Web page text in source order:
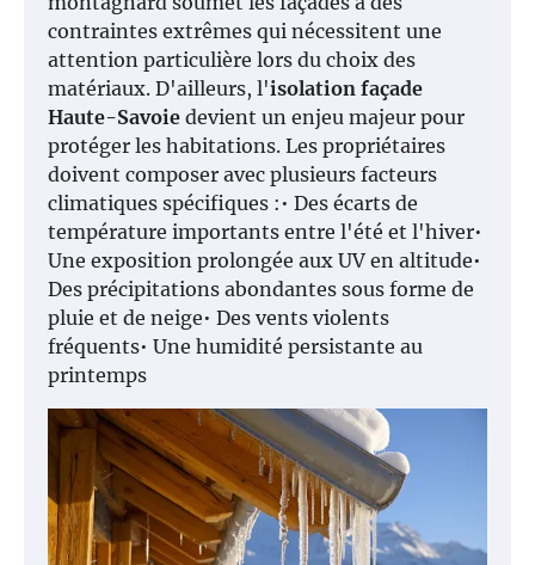
contraintes extrêmes qui nécessitent une
attention particulière lors du choix des
matériaux. D'ailleurs, l'isolation façade
Haute-Savoie devient un enjeu majeur pour
protéger les habitations. Les propriétaires
doivent composer avec plusieurs facteurs
climatiques spécifiques :• Des écarts de
température importants entre l'été et l'hiver•
Une exposition prolongée aux UV en altitude•
Des précipitations abondantes sous forme de
pluie et de neige• Des vents violents
fréquents• Une humidité persistante au
printemps